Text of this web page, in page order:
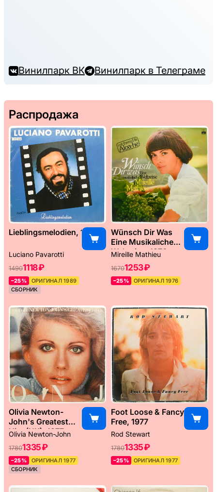
Винилпарк ВК Винилпарк в Телеграме
Распродажа
Lieblingsmelodien, 1989
Luciano Pavarotti
14901118 ₽
–25%
ОРИГИНАЛ 1989
СБОРНИК
Wünsch Dir Was
Eine Musikaliche
Weltreise, 1976
Mireille Mathieu
16701253 ₽
–25% ОРИГИНАЛ 1976
Olivia Newton-
John's Greatest
Hits (UK), 1977
Olivia Newton-John
17801335 ₽
–25%
ОРИГИНАЛ 1977
СБОРНИК
Foot Loose & Fancy
Free, 1977
Rod Stewart
17801335 ₽
–25% ОРИГИНАЛ 1977